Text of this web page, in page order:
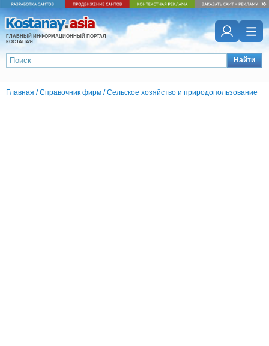
ГЛАВНЫЙ ИНФОРМАЦИОННЫЙ ПОРТАЛ
КОСТАНАЯ
Найти
Главная /Справочник фирм /Сельское хозяйство и природопользование